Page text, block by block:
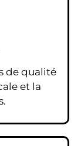
de qualité
et la